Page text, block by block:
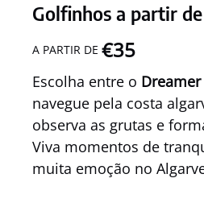
Golfinhos a partir
A PARTIR DE €35
Escolha entre o Dreamer
navegue pela costa
observa as grutas e
Viva momentos de
muita emoção no